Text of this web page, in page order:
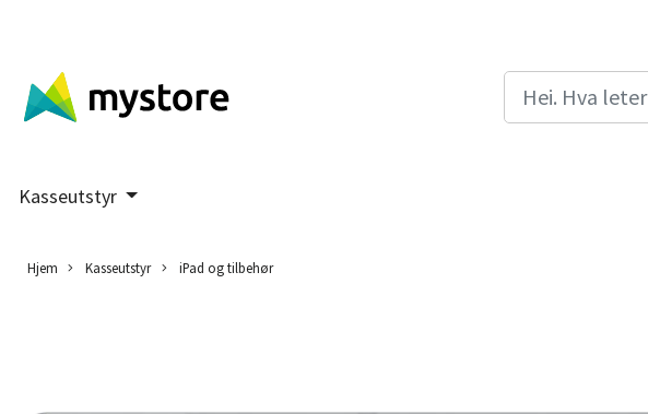
Kasseutstyr
Hjem Kasseutstyr iPad og tilbehør